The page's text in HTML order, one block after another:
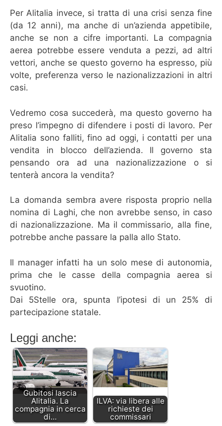
Per Alitalia invece, si tratta di una crisi senza fine
(da 12 anni), ma anche di un’azienda appetibile,
anche se non a cifre importanti. La compagnia
aerea potrebbe essere venduta a pezzi, ad altri
vettori, anche se questo governo ha espresso, più
volte, preferenza verso le nazionalizzazioni in altri
casi.
Vedremo cosa succederà, ma questo governo ha
preso l’impegno di difendere i posti di lavoro. Per
Alitalia sono falliti, fino ad oggi, i contatti per una
vendita in blocco dell’azienda. Il governo sta
pensando ora ad una nazionalizzazione o si
tenterà ancora la vendita?
La domanda sembra avere risposta proprio nella
nomina di Laghi, che non avrebbe senso, in caso
di nazionalizzazione. Ma il commissario, alla fine,
potrebbe anche passare la palla allo Stato.
Il manager infatti ha un solo mese di autonomia,
prima che le casse della compagnia aerea si
svuotino.
Dai 5Stelle ora, spunta l’ipotesi di un 25% di
partecipazione statale.
Leggi anche:
Gubitosi lascia
Alitalia. La
compagnia in cerca
di…
ILVA: via libera alle
richieste dei
commissari